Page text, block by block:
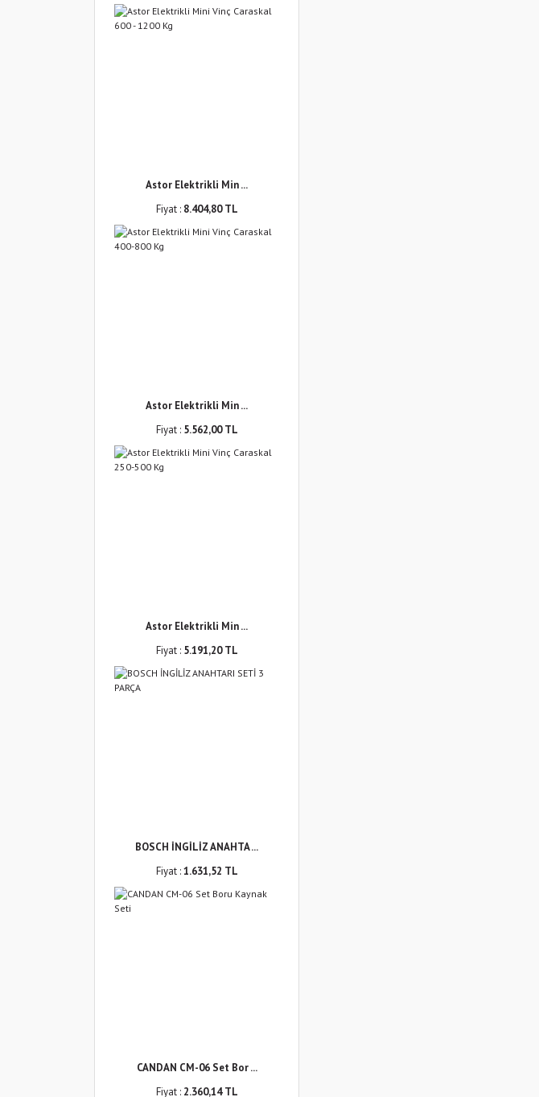
Astor Elektrikli Min ...
Fiyat : 8.404,80 TL
Astor Elektrikli Min ...
Fiyat : 5.562,00 TL
Astor Elektrikli Min ...
Fiyat : 5.191,20 TL
BOSCH İNGİLİZ ANAHTA ...
Fiyat :1.631,52 TL
CANDAN CM-06 Set Bor ...
Fiyat : 2.360,14 TL